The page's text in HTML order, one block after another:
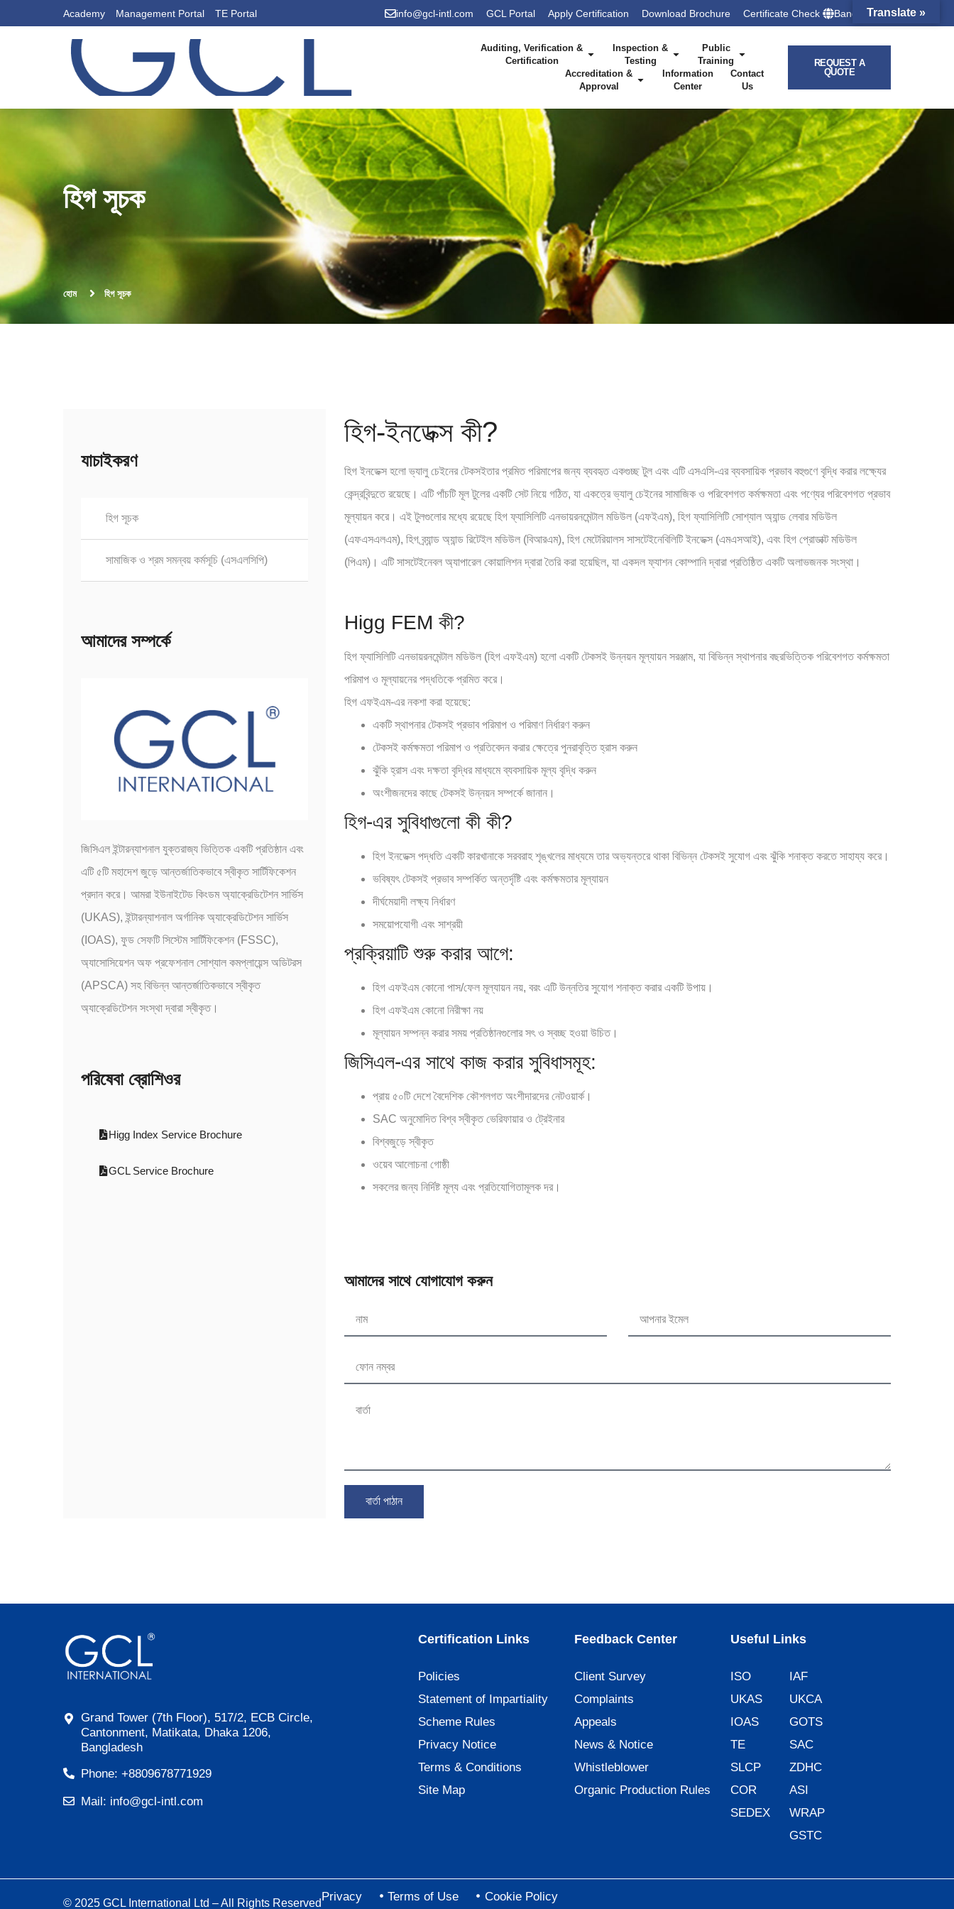
Academy Management Portal TE Portal info@gcl-intl.com GCL Portal Apply Certification Download Brochure Certificate Check Bangladesh
Auditing, Verification &
Certification
Inspection &
Testing
Public
Training
Accreditation &
Approval
Information
Center
Contact
Us
REQUEST A
QUOTE
হিগ সূচক
হোম হিগ সূচক
যাচাইকরণ
হিগ সূচক
সামাজিক ও শ্রম সমন্বয় কর্মসূচি (এসএলসিপি)
আমাদের সম্পর্কে
জিসিএল ইন্টারন্যাশনাল যুক্তরাজ্য ভিত্তিক একটি প্রতিষ্ঠান এবং
এটি ৫টি মহাদেশ জুড়ে আন্তর্জাতিকভাবে স্বীকৃত সার্টিফিকেশন
প্রদান করে। আমরা ইউনাইটেড কিংডম অ্যাক্রেডিটেশন সার্ভিস
(UKAS), ইন্টারন্যাশনাল অর্গানিক অ্যাক্রেডিটেশন সার্ভিস
(IOAS), ফুড সেফটি সিস্টেম সার্টিফিকেশন (FSSC),
অ্যাসোসিয়েশন অফ প্রফেশনাল সোশ্যাল কমপ্লায়েন্স অডিটরস
(APSCA) সহ বিভিন্ন আন্তর্জাতিকভাবে স্বীকৃত
অ্যাক্রেডিটেশন সংস্থা দ্বারা স্বীকৃত।
পরিষেবা ব্রোশিওর
Higg Index Service Brochure
GCL Service Brochure
হিগ-ইনডেক্স কী?
হিগ ইনডেক্স হলো ভ্যালু চেইনের টেকসইতার প্রমিত পরিমাপের জন্য ব্যবহৃত একগুচ্ছ টুল এবং এটি এসএসি-এর ব্যবসায়িক প্রভাব বহুগুণে বৃদ্ধি করার লক্ষ্যের
কেন্দ্রবিন্দুতে রয়েছে। এটি পাঁচটি মূল টুলের একটি সেট নিয়ে গঠিত, যা একত্রে ভ্যালু চেইনের সামাজিক ও পরিবেশগত কর্মক্ষমতা এবং পণ্যের পরিবেশগত প্রভাব
মূল্যায়ন করে। এই টুলগুলোর মধ্যে রয়েছে হিগ ফ্যাসিলিটি এনভায়রনমেন্টাল মডিউল (এফইএম), হিগ ফ্যাসিলিটি সোশ্যাল অ্যান্ড লেবার মডিউল
(এফএসএলএম), হিগ ব্র্যান্ড অ্যান্ড রিটেইল মডিউল (বিআরএম), হিগ মেটেরিয়ালস সাসটেইনেবিলিটি ইনডেক্স (এমএসআই), এবং হিগ প্রোডাক্ট মডিউল
(পিএম)। এটি সাসটেইনেবল অ্যাপারেল কোয়ালিশন দ্বারা তৈরি করা হয়েছিল, যা একদল ফ্যাশন কোম্পানি দ্বারা প্রতিষ্ঠিত একটি অলাভজনক সংস্থা।
Higg FEM কী?
হিগ ফ্যাসিলিটি এনভায়রনমেন্টাল মডিউল (হিগ এফইএম) হলো একটি টেকসই উন্নয়ন মূল্যায়ন সরঞ্জাম, যা বিভিন্ন স্থাপনার বছরভিত্তিক পরিবেশগত কর্মক্ষমতা
পরিমাপ ও মূল্যায়নের পদ্ধতিকে প্রমিত করে।
হিগ এফইএম-এর নকশা করা হয়েছে:
একটি স্থাপনার টেকসই প্রভাব পরিমাপ ও পরিমাণ নির্ধারণ করুন
টেকসই কর্মক্ষমতা পরিমাপ ও প্রতিবেদন করার ক্ষেত্রে পুনরাবৃত্তি হ্রাস করুন
ঝুঁকি হ্রাস এবং দক্ষতা বৃদ্ধির মাধ্যমে ব্যবসায়িক মূল্য বৃদ্ধি করুন
অংশীজনদের কাছে টেকসই উন্নয়ন সম্পর্কে জানান।
হিগ-এর সুবিধাগুলো কী কী?
হিগ ইনডেক্স পদ্ধতি একটি কারখানাকে সরবরাহ শৃঙ্খলের মাধ্যমে তার অভ্যন্তরে থাকা বিভিন্ন টেকসই সুযোগ এবং ঝুঁকি শনাক্ত করতে সাহায্য করে।
ভবিষ্যৎ টেকসই প্রভাব সম্পর্কিত অন্তর্দৃষ্টি এবং কর্মক্ষমতার মূল্যায়ন
দীর্ঘমেয়াদী লক্ষ্য নির্ধারণ
সময়োপযোগী এবং সাশ্রয়ী
প্রক্রিয়াটি শুরু করার আগে:
হিগ এফইএম কোনো পাস/ফেল মূল্যায়ন নয়, বরং এটি উন্নতির সুযোগ শনাক্ত করার একটি উপায়।
হিগ এফইএম কোনো নিরীক্ষা নয়
মূল্যায়ন সম্পন্ন করার সময় প্রতিষ্ঠানগুলোর সৎ ও স্বচ্ছ হওয়া উচিত।
জিসিএল-এর সাথে কাজ করার সুবিধাসমূহ:
প্রায় ৫০টি দেশে বৈদেশিক কৌশলগত অংশীদারদের নেটওয়ার্ক।
SAC অনুমোদিত বিশ্ব স্বীকৃত ভেরিফায়ার ও ট্রেইনার
বিশ্বজুড়ে স্বীকৃত
ওয়েব আলোচনা গোষ্ঠী
সকলের জন্য নির্দিষ্ট মূল্য এবং প্রতিযোগিতামূলক দর।
আমাদের সাথে যোগাযোগ করুন
বার্তা পাঠান
Grand Tower (7th Floor), 517/2, ECB Circle,
Cantonment, Matikata, Dhaka 1206,
Bangladesh
Phone: +8809678771929
Mail: info@gcl-intl.com
Certification Links
Policies
Statement of Impartiality
Scheme Rules
Privacy Notice
Terms & Conditions
Site Map
Feedback Center
Client Survey
Complaints
Appeals
News & Notice
Whistleblower
Organic Production Rules
Useful Links
ISO
UKAS
IOAS
TE
SLCP
COR
SEDEX
IAF
UKCA
GOTS
SAC
ZDHC
ASI
WRAP
GSTC
© 2025 GCL International Ltd – All Rights ReservedPrivacy Terms of Use Cookie Policy
Translate »